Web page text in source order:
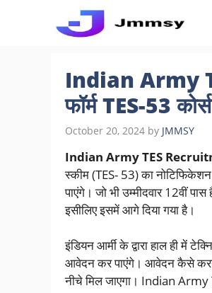
Indian Army
फॉर्म TES-53
October 20, 2024 by JMMSY
Indian Army TES
स्कीम (TES- 53) का नोटिफिकेशन
पाएंगे। जो भी उम्मीदवार 12वीं
इसीलिए इसमें आगे दिया गया है।
इंडियन आर्मी के द्वारा हाल ही में
आवेदन कर पाएंगे। आवेदन कैसे
नीचे मिल जाएगा। Indian